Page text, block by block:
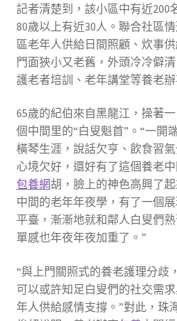
記者清楚到，該小區中有近200
80歲以上有近30人。聯合社區
區老年人供給日間照顧、炊事
門面狹小又老舊，外頭冷冷僻
護老者培訓、老年講堂等養老辦
65歲的紀伯來自黑龍江，操著
個中間里的“白叟魁首”。“一開
橫琴生涯，說話欠亨、飲食習
心境欠好，還好有了這個養老
包養網胡，臉上的神色高興了
中間的老年年夜學，有了一個
平臺，漸漸地就和鄰人白叟們
單感也年夜年夜加重了。”
“與上門關照式的養老護理分歧
可以或許知足白叟們的社交需
年人供給感情支撐。”對此，珠